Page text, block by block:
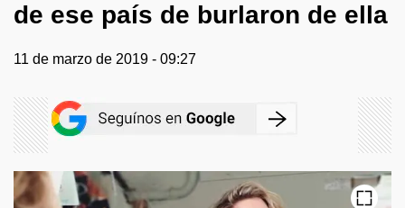
de ese país de burlaron de ella
11 de marzo de 2019 - 09:27